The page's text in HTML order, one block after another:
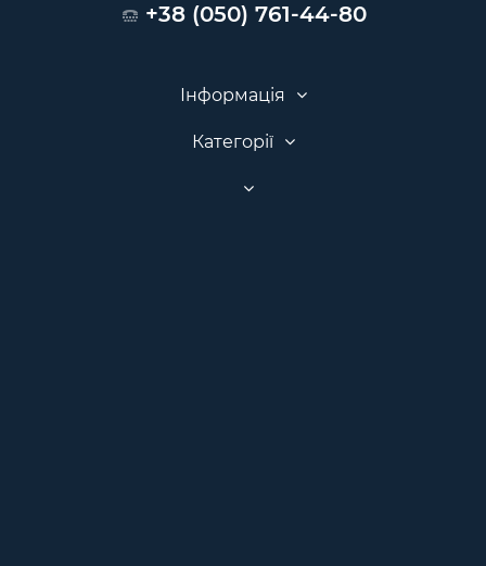
+38 (050) 761-44-80
Інформація
Категорії